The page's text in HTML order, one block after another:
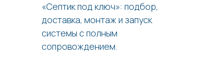
«Септик под ключ»: подбор,
доставка, монтаж и запуск
системы с полным
сопровождением.